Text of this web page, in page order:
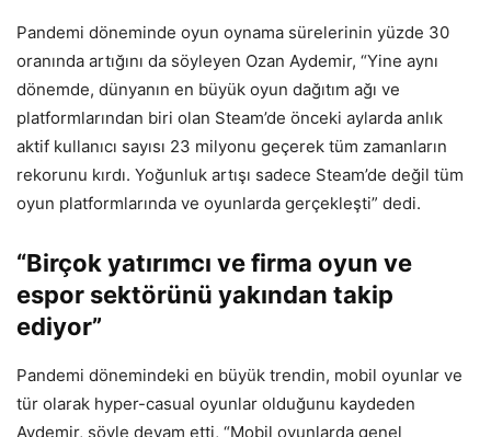
Pandemi döneminde oyun oynama sürelerinin yüzde 30
oranında artığını da söyleyen Ozan Aydemir, “Yine aynı
dönemde, dünyanın en büyük oyun dağıtım ağı ve
platformlarından biri olan Steam’de önceki aylarda anlık
aktif kullanıcı sayısı 23 milyonu geçerek tüm zamanların
rekorunu kırdı. Yoğunluk artışı sadece Steam’de değil tüm
oyun platformlarında ve oyunlarda gerçekleşti” dedi.
“Birçok yatırımcı ve firma oyun ve
espor sektörünü yakından takip
ediyor”
Pandemi dönemindeki en büyük trendin, mobil oyunlar ve
tür olarak hyper-casual oyunlar olduğunu kaydeden
Aydemir, şöyle devam etti, “Mobil oyunlarda genel